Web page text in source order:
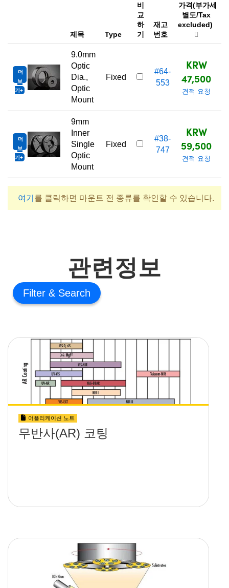
제목 Type
비
교
하
기
재고
번호
가격(부가세
별도/Tax
excluded)
더
보
기
9.0mm
Optic
Dia.,
Optic
Mount
Fixed
#64-
553
KRW
47,500
견적 요청
더
보
기
9mm
Inner
Single
Optic
Mount
Fixed
#38-
747
KRW
59,500
견적 요청
여기 를 클릭하면 마운트 전 종류를 확인할 수 있습니다.
관련정보
Filter
어플리케이션 노트
무반사(AR) 코팅